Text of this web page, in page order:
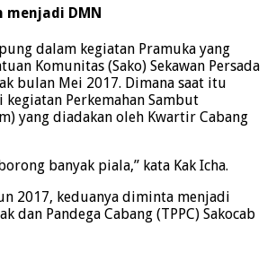
DMN
dalam kegiatan Pramuka yang
Komunitas (Sako) Sekawan Persada
bulan Mei 2017. Dimana saat itu
Perkemahan Sambut
yang diadakan oleh Kwartir Cabang
banyak piala,” kata Kak Icha.
2017, keduanya diminta menjadi
dan Pandega Cabang (TPPC) Sakocab